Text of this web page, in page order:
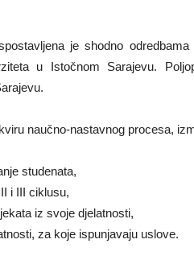
je shodno
u Istočnom Sarajevu.
naučno-nastavnog procesa,
studenata,
i III ciklusu,
iz svoje djelatnosti,
za koje ispunjavaju uslove.